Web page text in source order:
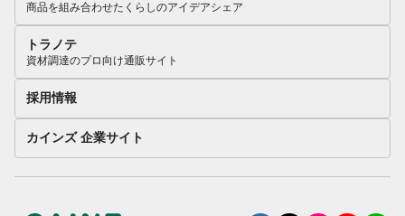
商品を組み合わせたくらしのアイデアシェア
トラノテ
資材調達のプロ向け通販サイト
採用情報
カインズ 企業サイト